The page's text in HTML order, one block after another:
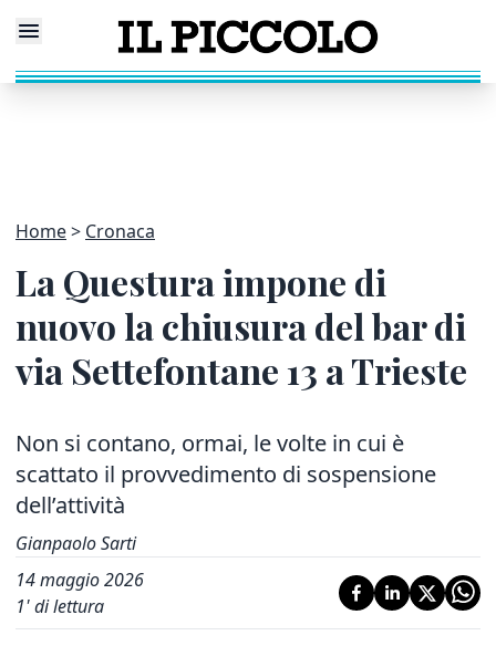
Home Cronaca
La Questura impone di
nuovo la chiusura del bar di
via Settefontane 13 a Trieste
Non si contano, ormai, le volte in cui è
scattato il provvedimento di sospensione
dell’attività
Gianpaolo Sarti
14 maggio 2026
1' di lettura